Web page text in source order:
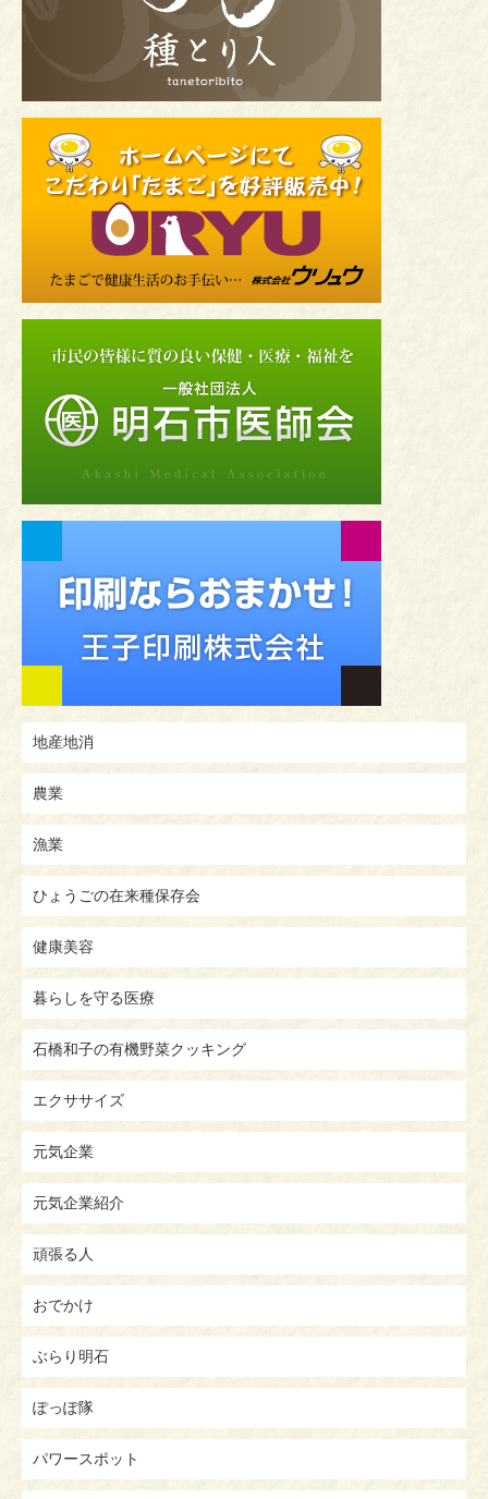
地産地消
農業
漁業
ひょうごの在来種保存会
健康美容
暮らしを守る医療
石橋和子の有機野菜クッキング
エクササイズ
元気企業
元気企業紹介
頑張る人
おでかけ
ぶらり明石
ぽっぽ隊
パワースポット